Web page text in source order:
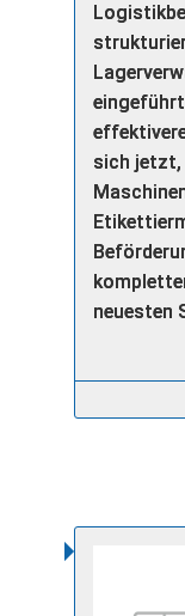
sich jetzt,
neuesten